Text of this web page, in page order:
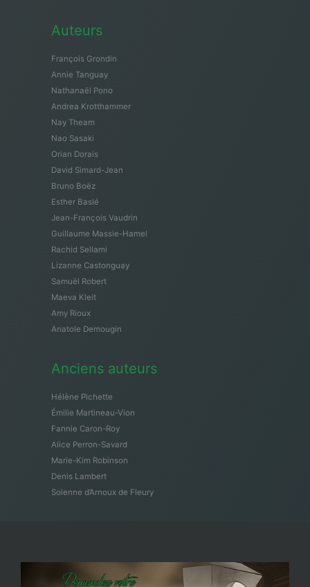
Auteurs
François Grondin
Annie Tanguay
Nathanaël Pono
Andrea Krotthammer
Nay Theam
Nao Sasaki
Orian Dorais
David Simard-Jean
Bruno Boëz
Esther Baslé
Jean-François Vaudrin
Guillaume Massie-Hamel
Rachid Sellami
Lizanne Castonguay
Samuël Robert
Maeva Kleit
Amy Rioux
Anatole Demougin
Anciens auteurs
Hélène Pichette
Émilie Martineau-Vion
Fannie Caron-Roy
Alice Perron-Savard
Marie-Kim Robinson
Denis Lambert
Solenne d’Arnoux de Fleury